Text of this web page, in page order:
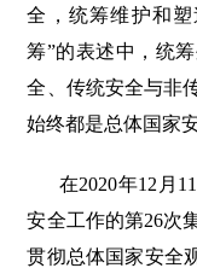
全，统筹维护和
筹”的表述中，统
全、传统安全与非
始终都是总体国家
在2020年12月
安全工作的第26次
贯彻总体国家安全